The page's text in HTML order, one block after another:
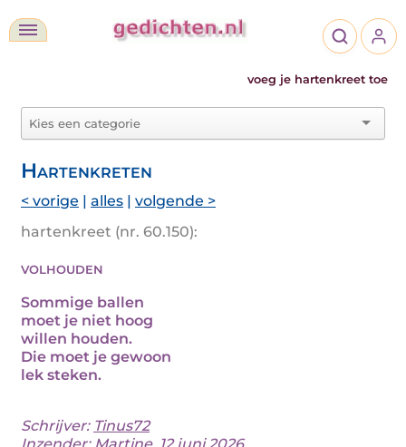
voeg je hartenkreet toe
Hartenkreten
< vorige | alles | volgende >
hartenkreet (nr. 60.150):
volhouden
Sommige ballen
moet je niet hoog
willen houden.
Die moet je gewoon
lek steken.
Schrijver: Tinus72